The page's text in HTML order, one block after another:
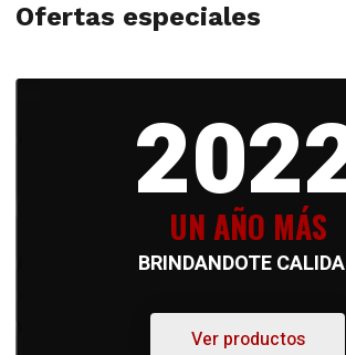
Ofertas especiales
UN AÑO MÁS
BRINDANDOTE
Ver productos